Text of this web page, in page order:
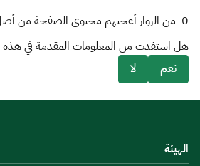
0 من الزوار أعجبهم محتوى الصفحة من
هل استفدت من المعلومات المقدمة في
نعم
لا
الهيئة